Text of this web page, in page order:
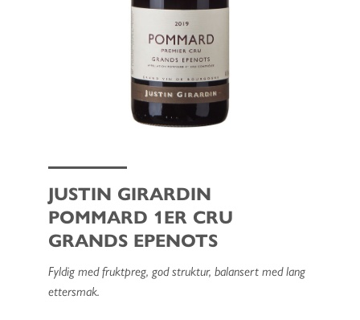
JUSTIN GIRARDIN
POMMARD 1ER CRU
GRANDS EPENOTS
Fyldig med fruktpreg, god struktur, balansert med lang
ettersmak.